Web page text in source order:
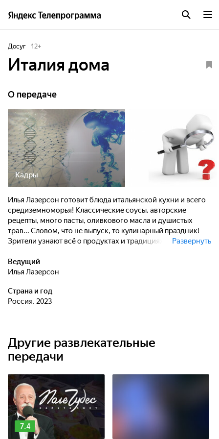
Досуг 12+
Италия дома
О передаче
Кадры
Илья Лазерсон готовит блюда итальянской кухни и всего
средиземноморья! Классические соусы, авторские
рецепты, много пасты, оливкового масла и душистых
трав... Словом, что не выпуск, то кулинарный праздник!
Зрители узнают всё о продуктах и традициях
Развернуть
Ведущий
Илья Лазерсон
Страна и год
Россия, 2023
Другие развлекательные
передачи
7.4